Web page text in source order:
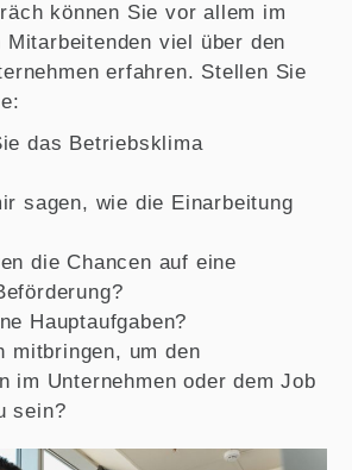
können Sie vor allem im
Mitarbeitenden viel über den
erfahren. Stellen Sie
das Betriebsklima
sagen, wie die Einarbeitung
die Chancen auf eine
Hauptaufgaben?
mitbringen, um den
im Unternehmen oder dem Job
sein?